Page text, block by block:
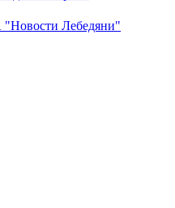
Лебедяни"